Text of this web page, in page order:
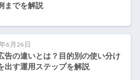
までを解説
6月26日
告の違いとは？目的別の使い分け
出す運用ステップを解説